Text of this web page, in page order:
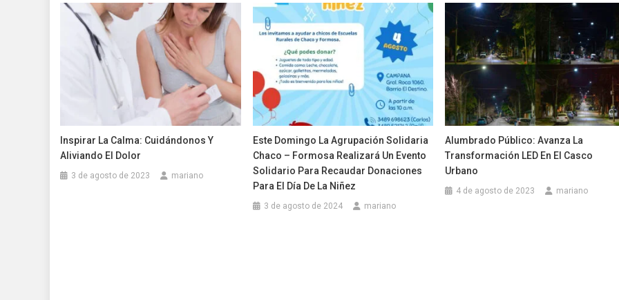
Inspirar La Calma: Cuidándonos Y
Aliviando El Dolor
3 de agosto de 2023 mariano
Este Domingo La Agrupación Solidaria
Chaco – Formosa Realizará Un Evento
Solidario Para Recaudar Donaciones
Para El Día De La Niñez
3 de agosto de 2024 mariano
Alumbrado Público: Avanza La
Transformación LED En El Casco
Urbano
4 de agosto de 2023 mariano